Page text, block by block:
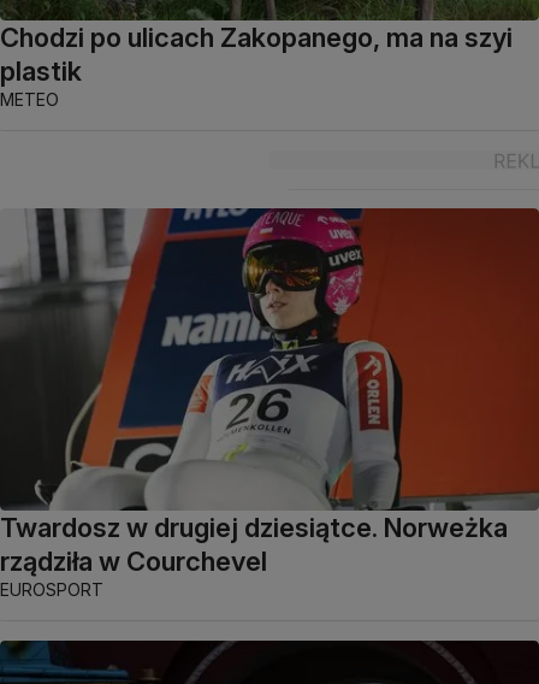
Chodzi po ulicach Zakopanego, ma na szyi
plastik
METEO
Twardosz w drugiej dziesiątce. Norweżka
rządziła w Courchevel
EUROSPORT